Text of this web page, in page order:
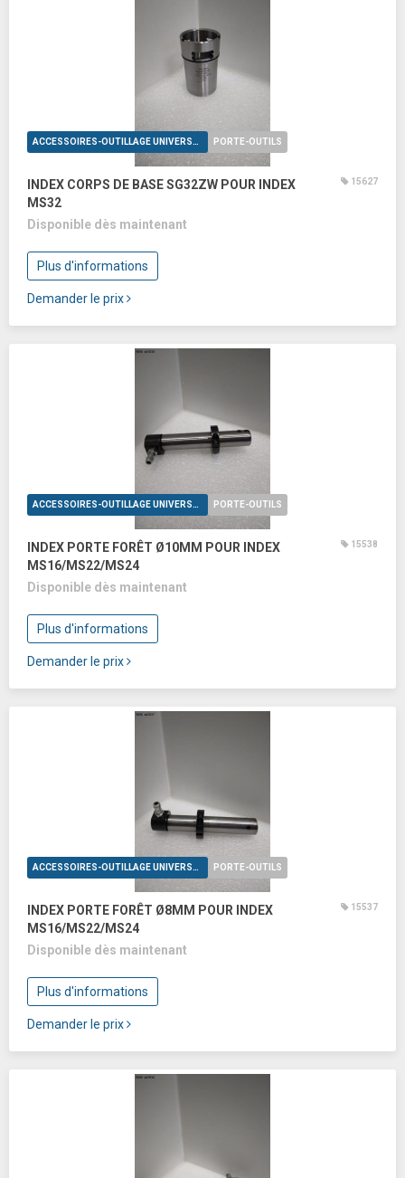
ACCESSOIRES-OUTILLAGE UNIVERSELS PORTE-OUTILS
INDEX CORPS DE BASE SG32ZW POUR INDEX
MS32
15627
Disponible dès maintenant
Plus d'informations
Demander le prix
ACCESSOIRES-OUTILLAGE UNIVERSELS PORTE-OUTILS
INDEX PORTE FORÊT Ø10MM POUR INDEX
MS16/MS22/MS24
15538
Disponible dès maintenant
Plus d'informations
Demander le prix
ACCESSOIRES-OUTILLAGE UNIVERSELS PORTE-OUTILS
INDEX PORTE FORÊT Ø8MM POUR INDEX
MS16/MS22/MS24
15537
Disponible dès maintenant
Plus d'informations
Demander le prix